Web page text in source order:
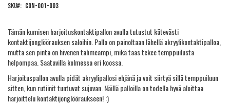
the
gallery
SKU
CON-001-003
Tämän kumisen harjoituskontaktipallon avulla tutustut kätevästi
kontaktijonglöörauksen saloihin. Pallo on painoltaan lähellä akryylikontaktipalloa,
mutta sen pinta on hivenen tahmeampi, mikä taas tekee temppuilusta
helpompaa. Saatavilla kolmessa eri koossa.
Harjoituspallon avulla pidät akryylipallosi ehjänä ja voit siirtyä sillä temppuiluun
sitten, kun rutiinit tuntuvat sujuvan. Näillä palloilla on todella hyvä aloittaa
harjoittelu kontaktijonglööraukseen! :)